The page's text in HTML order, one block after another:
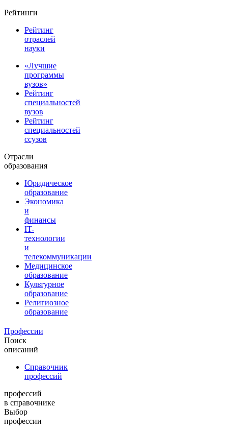
Рейтинги
Рейтинг
отраслей
науки
«Лучшие
программы
вузов»
Рейтинг
специальностей
вузов
Рейтинг
специальностей
ссузов
Отрасли
образования
Юридическое
образование
Экономика
и
финансы
IT-
технологии
и
телекоммуникации
Медицинское
образование
Культурное
образование
Религиозное
образование
Профессии
Поиск
описаний
Справочник
профессий
профессий
в справочнике
Выбор
профессии